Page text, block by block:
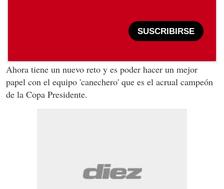
SUSCRIBIRSE
Ahora tiene un nuevo reto y es poder hacer un mejor
papel con el equipo 'canechero' que es el acrual campeón
de la Copa Presidente.